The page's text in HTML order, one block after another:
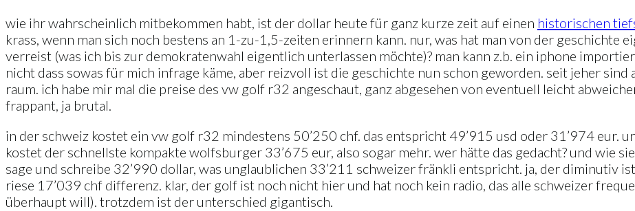
wie ihr wahrscheinlich mitbekommen habt, ist der dollar heute für ganz kurze zeit auf einen historischen
krass, wenn man sich noch bestens an 1-zu-1,5-zeiten erinnern kann. nur, was hat man von der geschichte
verreist (was ich bis zur demokratenwahl eigentlich unterlassen möchte)? man kann z.b. ein iphone
nicht dass sowas für mich infrage käme, aber reizvoll ist die geschichte nun schon geworden. seit jeher
raum. ich habe mir mal die preise des vw golf r32 angeschaut, ganz abgesehen von eventuell leicht
frappant, ja brutal.
in der schweiz kostet ein vw golf r32 mindestens 50’250 chf. das entspricht 49’915 usd oder 31’974 eur.
kostet der schnellste kompakte wolfsburger 33’675 eur, also sogar mehr. wer hätte das gedacht? und wie
sage und schreibe 32’990 dollar, was unglaublichen 33’211 schweizer fränkli entspricht. ja, der diminutiv
riese 17’039 chf differenz. klar, der golf ist noch nicht hier und hat noch kein radio, das alle schweizer
überhaupt will). trotzdem ist der unterschied gigantisch.